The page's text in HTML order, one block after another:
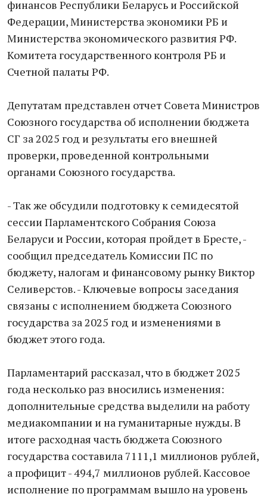
финансов Республики Беларусь и Российской
Федерации, Министерства экономики РБ и
Министерства экономического развития РФ.
Комитета государственного контроля РБ и
Счетной палаты РФ.
Депутатам представлен отчет Совета Министров
Союзного государства об исполнении бюджета
СГ за 2025 год и результаты его внешней
проверки, проведенной контрольными
органами Союзного государства.
- Так же обсудили подготовку к семидесятой
сессии Парламентского Собрания Союза
Беларуси и России, которая пройдет в Бресте, -
сообщил председатель Комиссии ПС по
бюджету, налогам и финансовому рынку Виктор
Селиверстов. - Ключевые вопросы заседания
связаны с исполнением бюджета Союзного
государства за 2025 год и изменениями в
бюджет этого года.
Парламентарий рассказал, что в бюджет 2025
года несколько раз вносились изменения:
дополнительные средства выделили на работу
медиакомпании и на гуманитарные нужды. В
итоге расходная часть бюджета Союзного
государства составила 7111,1 миллионов рублей,
а профицит - 494,7 миллионов рублей. Кассовое
исполнение по программам вышло на уровень